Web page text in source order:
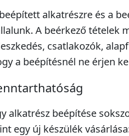
alkatrészre és a
A beérkező tételek
csatlakozók,
a beépítésnél ne érjen
alkatrész beépítése
egy új készülék